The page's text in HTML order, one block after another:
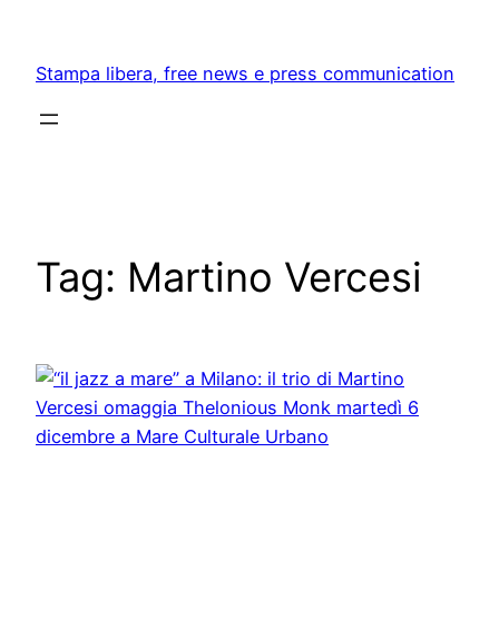
content
Stampa libera, free news e press communication
Tag: Martino Vercesi